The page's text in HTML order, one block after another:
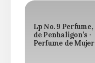
Lp No. 9 Perfume,
de Penhaligon’s ·
Perfume de Mujer